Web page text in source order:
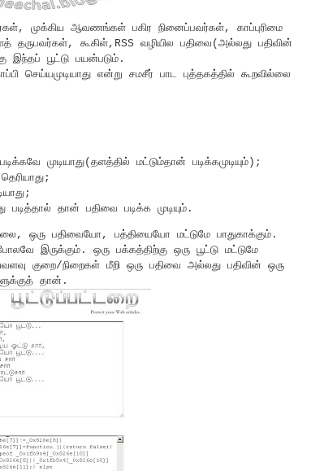
முக்கிய ஆவணங்கள் பகிர நினைப்பவர்கள், காப்புரிமை
தருபவர்கள், கூகிள்,RSS வழியில பதிவை(அல்லது பதிவின்
இந்தப் பூட்டு பயன்படும்.
செய்யமுடியாது என்று சமசீர் பாட புத்தகத்தில் கூறவில்லை
முடியாது(தளத்தில் மட்டும்தான் படிக்கமுடியும்);
தான் பதிவை படிக்க முடியும்.
ஒரு பதிவையோ, பத்தியையோ மட்டுமே பாதுகாக்கும்.
இருக்கும். ஒரு பக்கத்திற்கு ஒரு பூட்டு மட்டுமே
குறை/நிறைகள் மீறி ஒரு பதிவை அல்லது பதிவின் ஒரு
தான்.